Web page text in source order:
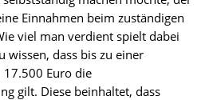
Einnahmen beim zuständigen
viel man verdient spielt dabei
wissen, dass bis zu einer
17.500 Euro die
gilt. Diese beinhaltet, dass